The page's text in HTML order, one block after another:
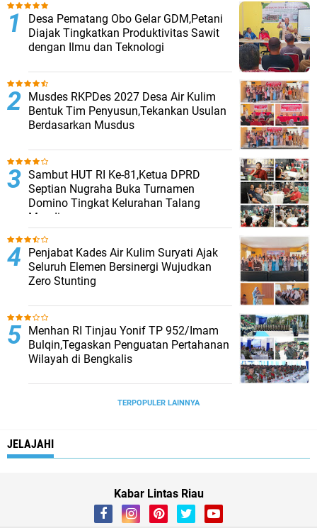
Desa Pematang Obo Gelar GDM,Petani
Diajak Tingkatkan Produktivitas Sawit
dengan Ilmu dan Teknologi
Musdes RKPDes 2027 Desa Air Kulim
Bentuk Tim Penyusun,Tekankan Usulan
Berdasarkan Musdus
Sambut HUT RI Ke-81,Ketua DPRD
Septian Nugraha Buka Turnamen
Domino Tingkat Kelurahan Talang
Mandi
Penjabat Kades Air Kulim Suryati Ajak
Seluruh Elemen Bersinergi Wujudkan
Zero Stunting
Menhan RI Tinjau Yonif TP 952/Imam
Bulqin,Tegaskan Penguatan Pertahanan
Wilayah di Bengkalis
TERPOPULER LAINNYA
JELAJAHI
Kabar Lintas Riau